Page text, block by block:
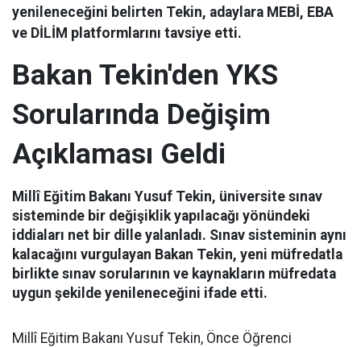
yenileneceğini belirten Tekin, adaylara MEBİ, EBA
ve DİLİM platformlarını tavsiye etti.
Bakan Tekin'den YKS
Sorularında Değişim
Açıklaması Geldi
Millî Eğitim Bakanı Yusuf Tekin, üniversite sınav
sisteminde bir değişiklik yapılacağı yönündeki
iddiaları net bir dille yalanladı. Sınav sisteminin aynı
kalacağını vurgulayan Bakan Tekin, yeni müfredatla
birlikte sınav sorularının ve kaynakların müfredata
uygun şekilde yenileneceğini ifade etti.
Millî Eğitim Bakanı Yusuf Tekin, Önce Öğrenci